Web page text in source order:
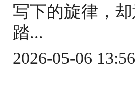
写下的旋律，
踏...
2026-05-06